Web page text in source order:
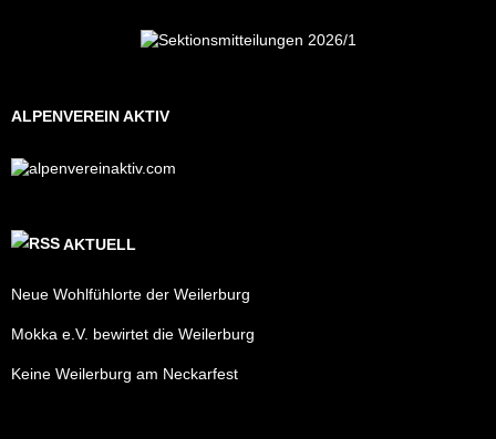
ALPENVEREIN AKTIV
AKTUELL
Neue Wohlfühlorte der Weilerburg
Mokka e.V. bewirtet die Weilerburg
Keine Weilerburg am Neckarfest